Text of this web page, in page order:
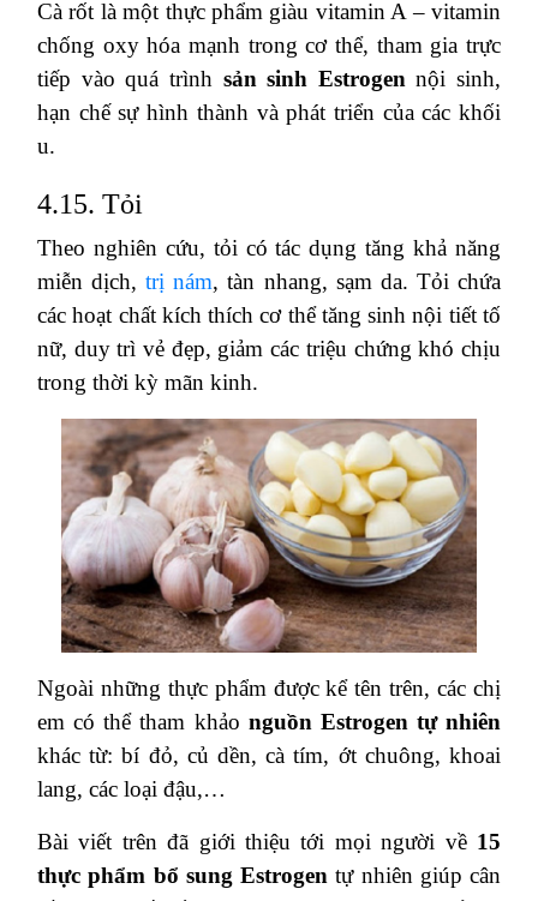
Cà rốt là một thực phẩm giàu vitamin A – vitamin
chống oxy hóa mạnh trong cơ thể, tham gia trực
tiếp vào quá trình sản sinh Estrogen nội sinh,
hạn chế sự hình thành và phát triển của các khối
u.
4.15. Tỏi
Theo nghiên cứu, tỏi có tác dụng tăng khả năng
miễn dịch,trị nám, tàn nhang, sạm da. Tỏi chứa
các hoạt chất kích thích cơ thể tăng sinh nội tiết tố
nữ, duy trì vẻ đẹp, giảm các triệu chứng khó chịu
trong thời kỳ mãn kinh.
Ngoài những thực phẩm được kể tên trên, các chị
em có thể tham khảo nguồn Estrogen tự nhiên
khác từ: bí đỏ, củ dền, cà tím, ớt chuông, khoai
lang, các loại đậu,…
Bài viết trên đã giới thiệu tới mọi người về 15
thực phẩm bổ sung Estrogen tự nhiên giúp cân